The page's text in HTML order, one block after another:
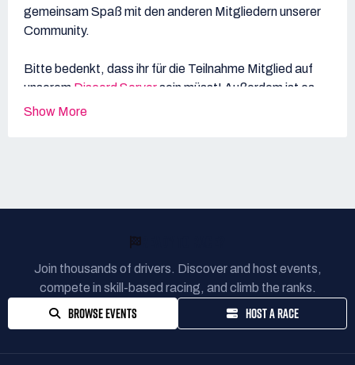
gemeinsam Spaß mit den anderen Mitgliedern unserer
Community.
Bitte bedenkt, dass ihr für die Teilnahme Mitglied auf
unserem Discord Serversein müsst! Außerdem ist es
notwendig unsere
Show More
Join thousands of drivers. Discover and host events,
compete in skill-based racing, and climb the ranks.
BROWSE EVENTS HOST A RACE